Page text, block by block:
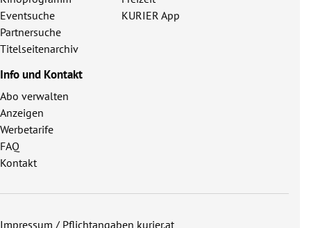
Eventsuche
Partnersuche
Titelseitenarchiv
KURIER App
Info und Kontakt
Abo verwalten
Anzeigen
Werbetarife
FAQ
Kontakt
Impressum / Pflichtangaben kurier.at